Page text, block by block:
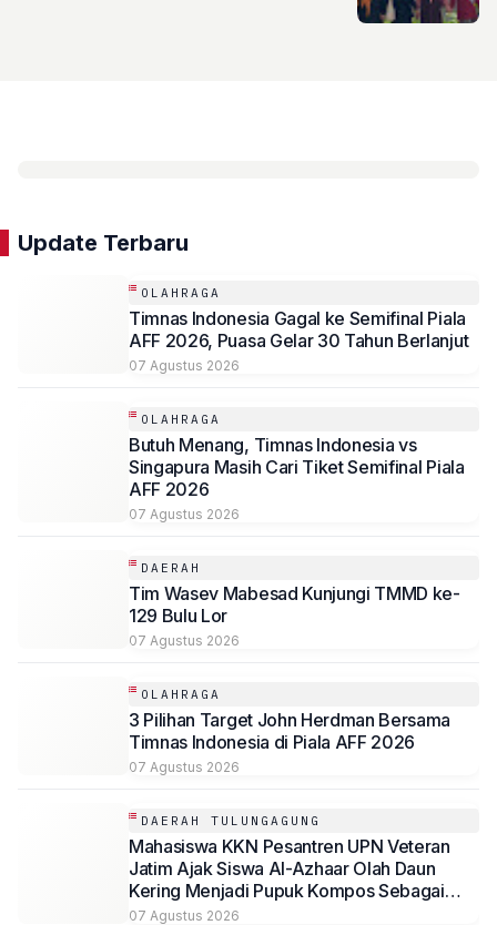
Update Terbaru
OLAHRAGA
Timnas Indonesia Gagal ke Semifinal Piala
AFF 2026, Puasa Gelar 30 Tahun Berlanjut
07 Agustus 2026
OLAHRAGA
Butuh Menang, Timnas Indonesia vs
Singapura Masih Cari Tiket Semifinal Piala
AFF 2026
07 Agustus 2026
DAERAH
Tim Wasev Mabesad Kunjungi TMMD ke-
129 Bulu Lor
07 Agustus 2026
OLAHRAGA
3 Pilihan Target John Herdman Bersama
Timnas Indonesia di Piala AFF 2026
07 Agustus 2026
DAERAH TULUNGAGUNG
Mahasiswa KKN Pesantren UPN Veteran
Jatim Ajak Siswa Al-Azhaar Olah Daun
Kering Menjadi Pupuk Kompos Sebagai
Solusi Ramah Lingkungan
07 Agustus 2026